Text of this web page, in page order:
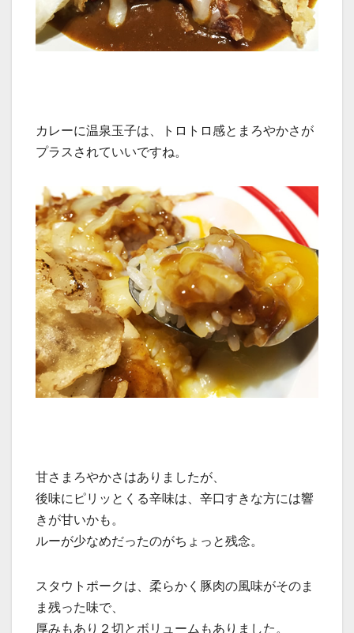
カレーに温泉玉子は、トロトロ感とまろやかさが
プラスされていいですね。
甘さまろやかさはありましたが、
後味にピリッとくる辛味は、辛口すきな方には響
きが甘いかも。
ルーが少なめだったのがちょっと残念。
スタウトポークは、柔らかく豚肉の風味がそのま
ま残った味で、
厚みもあり２切とボリュームもありました。